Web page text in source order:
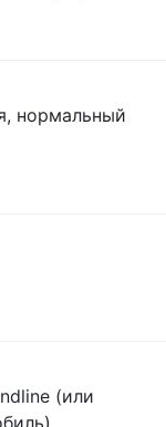
нормальный
(или